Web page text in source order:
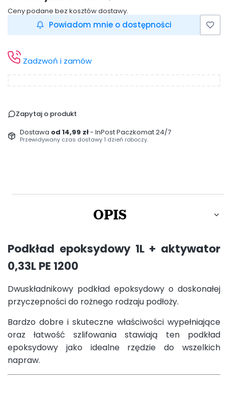
Ceny podane bez kosztów dostawy.
Powiadom mnie o dostępności
Zadzwoń i zamów
Zapytaj o produkt
Dostawa od 14,99 zł- InPost Paczkomat 24/7
Przewidywany czas dostawy 1 dzień roboczy.
OPIS
Podkład epoksydowy 1L + aktywator
0,33L PE 1200
Dwuskładnikowy podkład epoksydowy o doskonałej
przyczepności do rożnego rodzaju podłoży.
Bardzo dobre i skuteczne właściwości wypełniające
oraz łatwość szlifowania stawiają ten podkład
epoksydowy jako idealne rzędzie do wszelkich
napraw.